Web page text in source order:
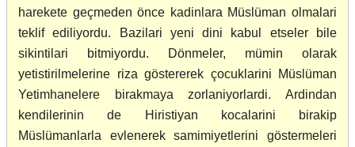
harekete geçmeden önce kadinlara Müslüman olmalari
teklif ediliyordu. Bazilari yeni dini kabul etseler bile
sikintilari bitmiyordu. Dönmeler, mümin olarak
yetistirilmelerine riza göstererek çocuklarini Müslüman
Yetimhanelere birakmaya zorlaniyorlardi. Ardindan
kendilerinin de Hiristiyan kocalarini birakip
Müslümanlarla evlenerek samimiyetlerini göstermeleri